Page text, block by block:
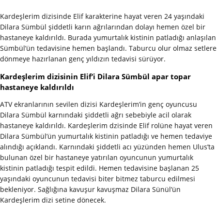
Kardeşlerim dizisinde Elif karakterine hayat veren 24 yaşındaki
Dilara Sümbül şiddetli karın ağrılarından dolayı hemen özel bir
hastaneye kaldırıldı. Burada yumurtalık kistinin patladığı anlaşılan
Sümbül’ün tedavisine hemen başlandı. Taburcu olur olmaz setlere
dönmeye hazırlanan genç yıldızın tedavisi sürüyor.
Kardeşlerim dizisinin Elif’i Dilara Sümbül apar topar
hastaneye kaldırıldı
ATV ekranlarının sevilen dizisi Kardeşlerim’in genç oyuncusu
Dilara Sümbül karnındaki şiddetli ağrı sebebiyle acil olarak
hastaneye kaldırıldı. Kardeşlerim dzisinde Elif rolüne hayat veren
Dilara Sümbül’ün yumurtalık kistinin patladığı ve hemen tedaviye
alındığı açıklandı. Karnındaki şiddetli acı yüzünden hemen Ulus’ta
bulunan özel bir hastaneye yatırılan oyuncunun yumurtalık
kistinin patladığı tespit edildi. Hemen tedavisine başlanan 25
yaşındaki oyuncunun tedavisi biter bitmez taburcu edilmesi
bekleniyor. Sağlığına kavuşur kavuşmaz Dilara Sünül’ün
Kardeşlerim dizi setine dönecek.